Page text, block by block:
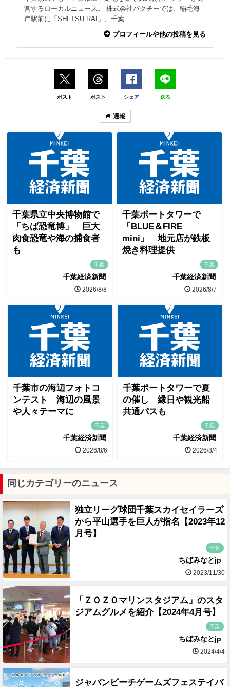
営するローカルニュース。 株式会社パクチーでは、稲毛海
岸駅前に「SHI TSU RAI」、千葉...
プロフィールや他の投稿を見る
ポスト ポスト シェア 送る
通報
千葉県立中央博物館で
「ちば恐竜博」 巨大
肉食恐竜や海の捕食者
も
千葉
千葉経済新聞
2026/8/8
千葉ポートタワーで
「BLUE＆FIRE
mini」 地元店が鉄板
焼き料理提供
千葉
千葉経済新聞
2026/8/7
千葉市の海辺フォトコ
ンテスト 海辺の風景
や人々テーマに
千葉
千葉経済新聞
2026/8/6
千葉ポートタワーで夏
の催し 縁日や観光船
共通パスも
千葉
千葉経済新聞
2026/8/4
同じカテゴリーのニュース
独立リーグ球団千葉スカイセイラーズ
から平山選手を巨人が指名【2023年12
月号】
千葉
ちばみなとjp
2023/11/30
「ＺＯＺＯマリンスタジアム」のスタ
ジアムグルメを紹介【2024年4月号】
千葉
ちばみなとjp
2024/4/4
ジャパンビーチゲームズフェステイバ